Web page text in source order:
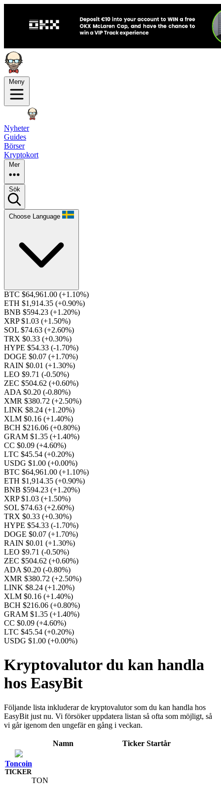
Meny
Nyheter
Guides
Börser
Kryptokort
Mer
Sök
Choose Language
BTC $64,961.00 (+1.10%)
ETH $1,914.35 (+0.90%)
BNB $594.23 (+1.20%)
XRP $1.03 (+1.50%)
SOL $74.63 (+2.60%)
TRX $0.33 (+0.30%)
HYPE $54.33 (-1.70%)
DOGE $0.07 (+1.70%)
RAIN $0.01 (+1.30%)
LEO $9.71 (-0.50%)
ZEC $504.62 (+0.60%)
ADA $0.20 (-0.80%)
XMR $380.72 (+2.50%)
LINK $8.24 (+1.20%)
XLM $0.16 (+1.40%)
BCH $216.06 (+0.80%)
GRAM $1.35 (+1.40%)
CC $0.09 (+4.60%)
LTC $45.54 (+0.20%)
USDG $1.00 (+0.00%)
BTC $64,961.00 (+1.10%)
ETH $1,914.35 (+0.90%)
BNB $594.23 (+1.20%)
XRP $1.03 (+1.50%)
SOL $74.63 (+2.60%)
TRX $0.33 (+0.30%)
HYPE $54.33 (-1.70%)
DOGE $0.07 (+1.70%)
RAIN $0.01 (+1.30%)
LEO $9.71 (-0.50%)
ZEC $504.62 (+0.60%)
ADA $0.20 (-0.80%)
XMR $380.72 (+2.50%)
LINK $8.24 (+1.20%)
XLM $0.16 (+1.40%)
BCH $216.06 (+0.80%)
GRAM $1.35 (+1.40%)
CC $0.09 (+4.60%)
LTC $45.54 (+0.20%)
USDG $1.00 (+0.00%)
Kryptovalutor du kan handla
hos EasyBit
Följande lista inkluderar de kryptovalutor som du kan handla hos
EasyBit just nu. Vi försöker uppdatera listan så ofta som möjligt, så
vi går igenom den ungefär en gång i veckan.
Namn Ticker Startår
Toncoin
TON